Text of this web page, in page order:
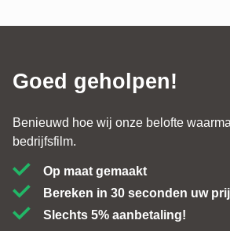
Alle reviews
Goed geholpen!
Benieuwd hoe wij onze belofte
bedrijfsfilm.
Op maat gemaakt
Bereken in 30 seconden uw
Slechts 5% aanbetaling!